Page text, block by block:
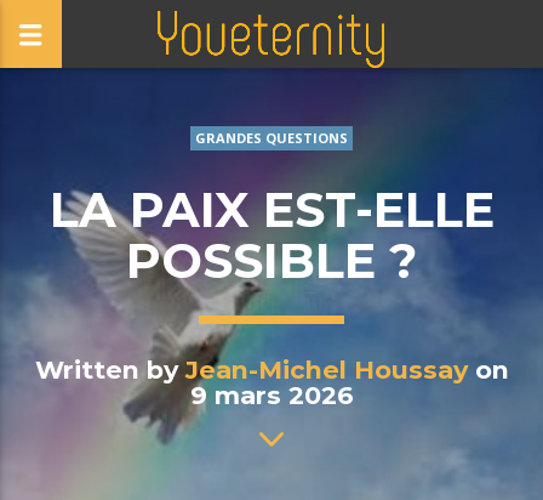
GRANDES QUESTIONS
LA PAIX EST-ELLE
POSSIBLE ?
Written byJean-Michel Houssayon
9 mars 2026